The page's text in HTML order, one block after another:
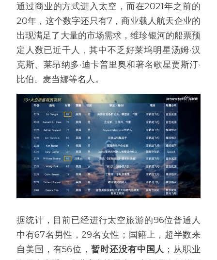
通过商业的方式进入太空，而在2021年之前的
20年，这个数字还只有7，商业载人航天企业的
出现满足了大量的市场需求，维珍银河的船票预
定人数已近千人，其中不乏好莱坞明星汤姆·汉
克斯、莱昂纳多·迪卡普里奥和著名歌星贾斯汀·
比伯、麦当娜等名人。
据统计，目前已经进行太空旅游的96位普通人
中有67名男性，29名女性；国籍上，超半数来
自美国，有56位，暂时还没有中国人 ；从职业